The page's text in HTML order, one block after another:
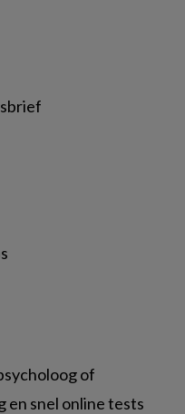
of
en snel online tests